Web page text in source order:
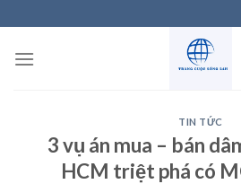
to
content
TIN TỨC
3 vụ án mua – bán
HCM triệt phá có